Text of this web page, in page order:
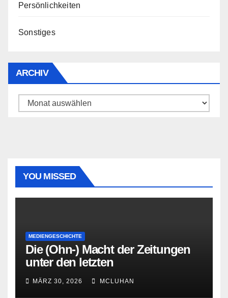
Persönlichkeiten
Sonstiges
ARCHIV
Archiv
YOU MISSED
MEDIENGESCHICHTE
Die (Ohn-) Macht der Zeitungen
unter den letzten
Bourbonenkönigen
MÄRZ 30, 2026 MCLUHAN